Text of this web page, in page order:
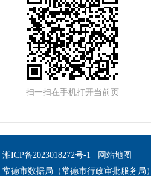
扫一扫在手机打开当前页
湘ICP备2023018272号-1
网站地图
德市数据局（常德市行政审批服务局）